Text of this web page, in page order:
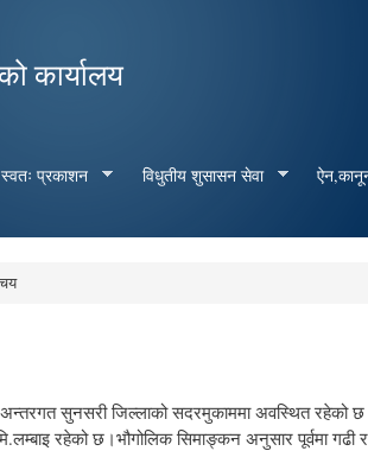
कार्यालय
स्वतः प्रकाशन विधुतीय शुसासन सेवा
सुनसरी जिल्लाको सदरमुकाममा अवस्थित रहेको छ
रहेको छ।भौगोलिक सिमाङ्कन अनुसार पूर्वमा गढी